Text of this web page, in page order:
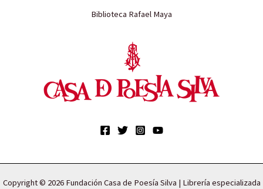
Biblioteca Rafael Maya
Copyright © 2026 Fundación Casa de Poesía Silva | Librería especializada